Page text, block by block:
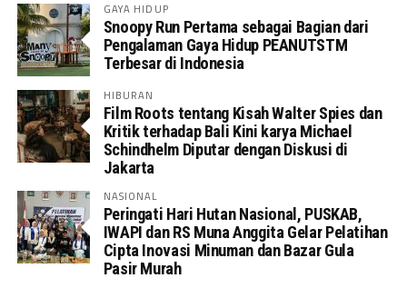
GAYA HIDUP
Snoopy Run Pertama sebagai Bagian dari
Pengalaman Gaya Hidup PEANUTSTM
Terbesar di Indonesia
HIBURAN
Film Roots tentang Kisah Walter Spies dan
Kritik terhadap Bali Kini karya Michael
Schindhelm Diputar dengan Diskusi di
Jakarta
NASIONAL
Peringati Hari Hutan Nasional, PUSKAB,
IWAPI dan RS Muna Anggita Gelar Pelatihan
Cipta Inovasi Minuman dan Bazar Gula
Pasir Murah